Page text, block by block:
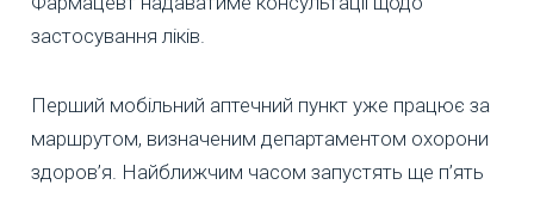
застосування ліків.
Перший мобільний аптечний пункт уже працює за
маршрутом, визначеним департаментом охорони
здоров’я. Найближчим часом запустять ще п’ять